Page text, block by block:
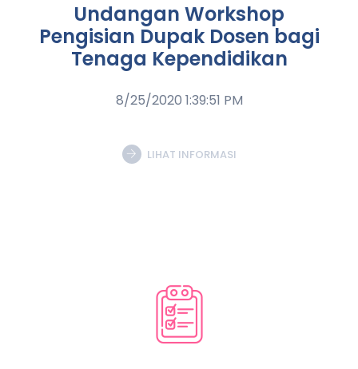
Undangan Workshop
Pengisian Dupak Dosen bagi
Tenaga Kependidikan
8/25/2020 1:39:51 PM
LIHAT INFORMASI